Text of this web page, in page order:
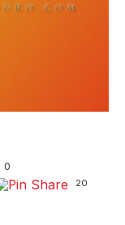
0
20